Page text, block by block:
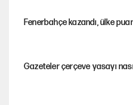
Fenerbahçe kazandı, ülke
Gazeteler çerçeve yasayı